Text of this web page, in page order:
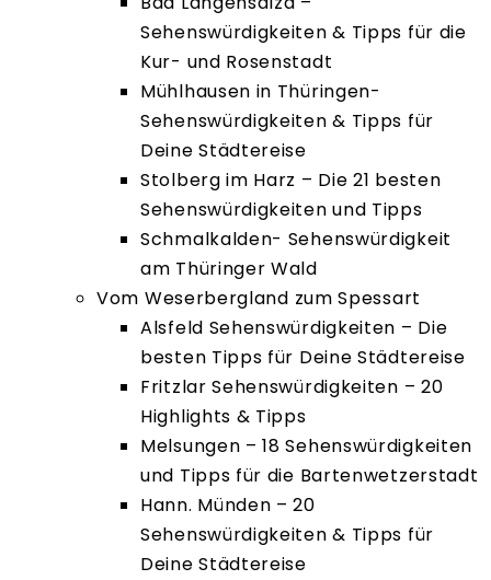
Sehenswürdigkeiten & Tipps für die
Kur- und Rosenstadt
Mühlhausen in Thüringen-
Sehenswürdigkeiten & Tipps für
Deine Städtereise
Stolberg im Harz – Die 21 besten
Sehenswürdigkeiten und Tipps
Schmalkalden- Sehenswürdigkeit
am Thüringer Wald
Vom Weserbergland zum Spessart
Alsfeld Sehenswürdigkeiten – Die
besten Tipps für Deine Städtereise
Fritzlar Sehenswürdigkeiten – 20
Highlights & Tipps
Melsungen – 18 Sehenswürdigkeiten
und Tipps für die Bartenwetzerstadt
Hann. Münden – 20
Sehenswürdigkeiten & Tipps für
Deine Städtereise